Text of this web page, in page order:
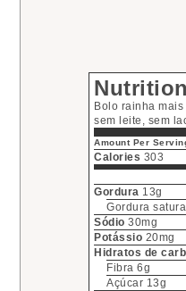
Bolo rainha
sem leite, sem
Amount Per
Calories 303
Gordura 13g
Gordura
Sódio 30mg
Potássio 20mg
Hidratos de
Fibra 6g
Açúcar 13g